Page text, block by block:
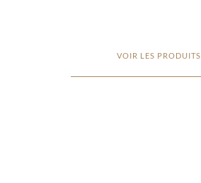
VOIR LES PRODUITS